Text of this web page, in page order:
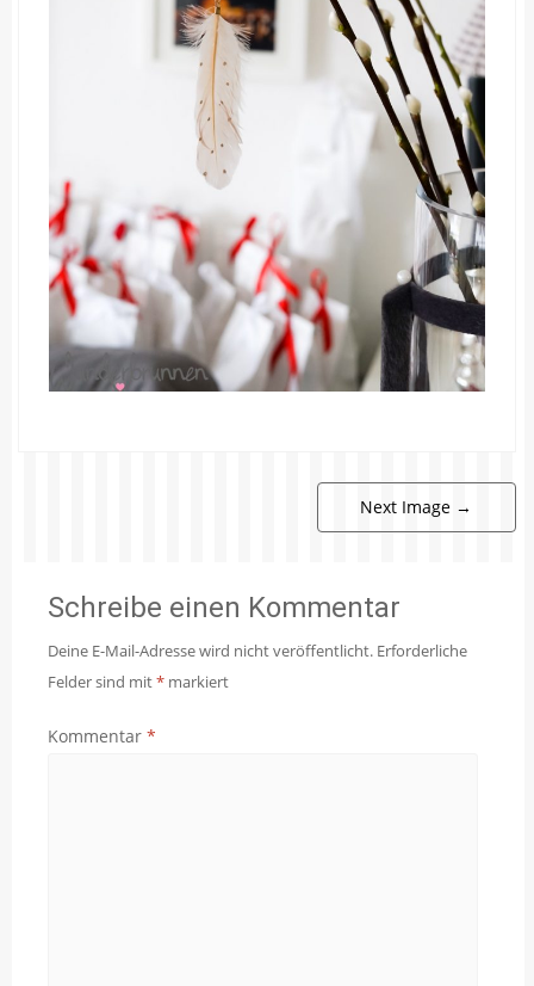
Next Image →
Schreibe einen Kommentar
Deine E-Mail-Adresse wird nicht veröffentlicht. Erforderliche
Felder sind mit* markiert
Kommentar *